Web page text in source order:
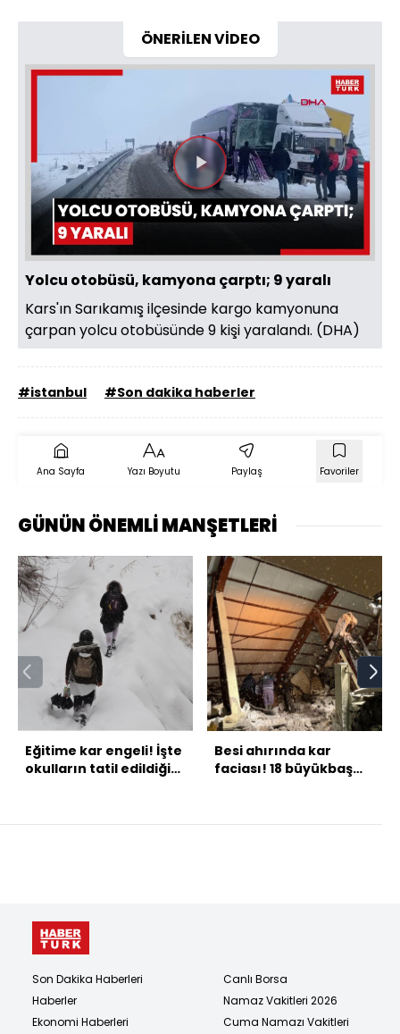
ÖNERİLEN VİDEO
Videoyu
Oynat
Yolcu otobüsü, kamyona çarptı; 9 yaralı
Kars'ın Sarıkamış ilçesinde kargo kamyonuna
çarpan yolcu otobüsünde 9 kişi yaralandı. (DHA)
#istanbul #Son dakika haberler
Ana Sayfa Yazı Boyutu Paylaş Favoriler
GÜNÜN ÖNEMLİ MANŞETLERİ
Eğitime kar engeli! İşte
okulların tatil edildiği
Besi ahırında kar
faciası! 18 büyükbaş
Son Dakika Haberleri
Haberler
Ekonomi Haberleri
Canlı Borsa
Namaz Vakitleri 2026
Cuma Namazı Vakitleri